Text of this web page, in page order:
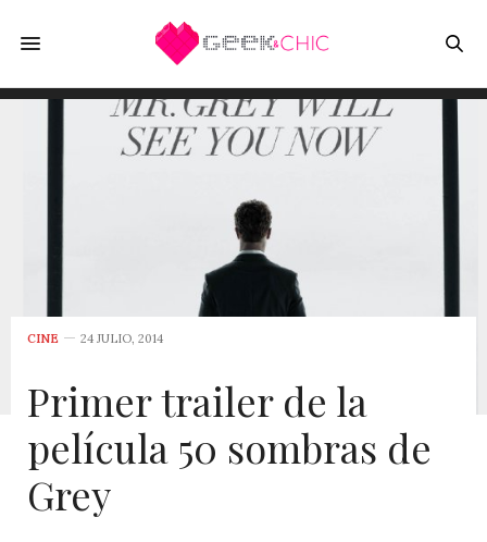
CINE 24 JULIO, 2014
Primer trailer de la
película 50 sombras de
Grey